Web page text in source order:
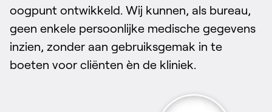
oogpunt ontwikkeld. Wij kunnen, als bureau,
geen enkele persoonlijke medische gegevens
inzien, zonder aan gebruiksgemak in te
boeten voor cliënten èn de kliniek.